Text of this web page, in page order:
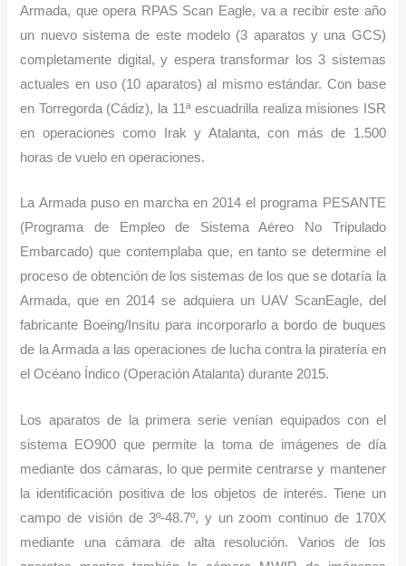
Armada, que opera RPAS Scan Eagle, va a recibir este año
un nuevo sistema de este modelo (3 aparatos y una GCS)
completamente digital, y espera transformar los 3 sistemas
actuales en uso (10 aparatos) al mismo estándar. Con base
en Torregorda (Cádiz), la 11ª escuadrilla realiza misiones ISR
en operaciones como Irak y Atalanta, con más de 1.500
horas de vuelo en operaciones.
La Armada puso en marcha en 2014 el programa PESANTE
(Programa de Empleo de Sistema Aéreo No Tripulado
Embarcado) que contemplaba que, en tanto se determine el
proceso de obtención de los sistemas de los que se dotaría la
Armada, que en 2014 se adquiera un UAV ScanEagle, del
fabricante Boeing/Insitu para incorporarlo a bordo de buques
de la Armada a las operaciones de lucha contra la piratería en
el Océano Índico (Operación Atalanta) durante 2015.
Los aparatos de la primera serie venían equipados con el
sistema EO900 que permite la toma de imágenes de día
mediante dos cámaras, lo que permite centrarse y mantener
la identificación positiva de los objetos de interés. Tiene un
campo de visión de 3º-48.7º, y un zoom continuo de 170X
mediante una cámara de alta resolución. Varios de los